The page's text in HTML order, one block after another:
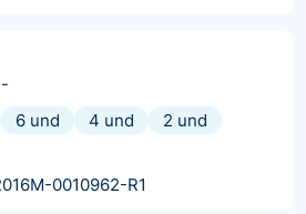
-
6 und 4 und
2 und
0010962-R1